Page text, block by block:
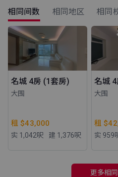
相同间数 相同地区 相同
名城 4房 (1套房)
大围
租 $43,000
实 1,042呎 建 1,376呎
名城
大围
租
实 959
更多相